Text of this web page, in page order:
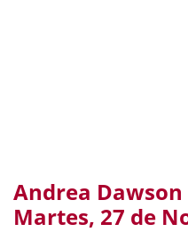
Andrea
Martes, 27 de